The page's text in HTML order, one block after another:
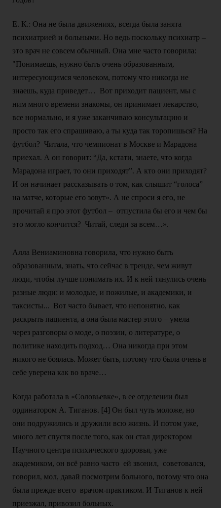
Е. К.: Она не была движениях, всегда была занята
психиатрией и больными. Но ведь поскольку психиатр –
это врач не совсем обычный. Она мне часто говорила:
"Понимаешь, нужно быть очень образованным,
интересующимся человеком, потому что никогда не
знаешь, куда приведет… Вот приходит пациент, мы с
ним много времени знакомы, он принимает лекарство,
все нормально, и я уже заканчиваю консультацию и
просто так его спрашиваю, а ты куда так торопишься? На
футбол? Читала, что чемпионат в Москве и Марадона
приехал. А он говорит: “Да, кстати, знаете, что когда
Марадона играет, то они приходят”. А кто они приходят?
И он начинает рассказывать о том, как слышит “голоса”
на матче, которые его зовут». А не спроси я его, не
прочитай я про этот футбол – отпустила бы его и чем бы
это могло кончится? Читай, следи за всем…».
Алла Вениаминовна говорила, что нужно быть
образованным, знать, что сейчас в тренде, чем живут
люди, чтобы лучше понимать их. И к ней тянулись очень
разные люди: и молодые, и пожилые, и академики, и
таксисты... Вот часто бывает, что непонятно, как
раскрыть пациента, а она была мастер этого – умела
через разговоры о моде, о поэзии, о литературе, о
политике находить подход… Она никогда при этом
никого не боялась. Может быть, потому что была очень в
себе уверена как во враче…
Когда работала в «Соловьевке», в ее отделении был
ординатором А. Тиганов. [4] Он был чуть моложе, но
они подружились и дружили всю жизнь. И потом уже,
много лет спустя после того, как он стал директором
Научного центра психического здоровья, уже
академиком, он всё равно часто ей звонил, советовался,
говорил, мол, давай посмотрим больного, потому что она
была прежде всего врачом-практиком. И Тиганов к ней
приезжал, привозил больных.